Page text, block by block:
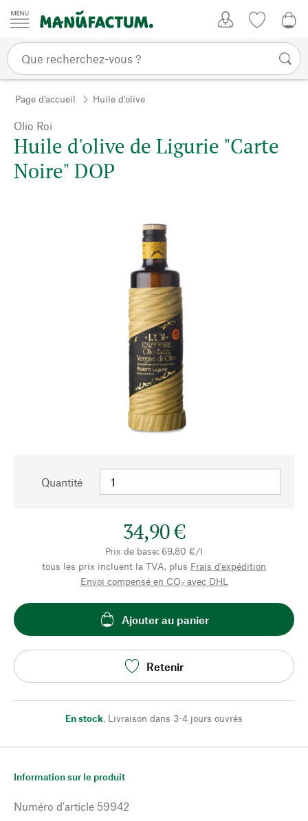
Passer au contenu
Page d'accueil Huile d'olive
Olio Roi
Huile d'olive de Ligurie "Carte
Noire" DOP
Quantité
34,90 €
Prix de base: 69,80 €/l
tous les prix incluent la TVA, plus Frais d'expédition
Envoi compensé en CO₂ avec DHL
Ajouter au panier
Retenir
En stock, Livraison dans 3-4 jours ouvrés
Information sur le produit
Numéro d'article 59942